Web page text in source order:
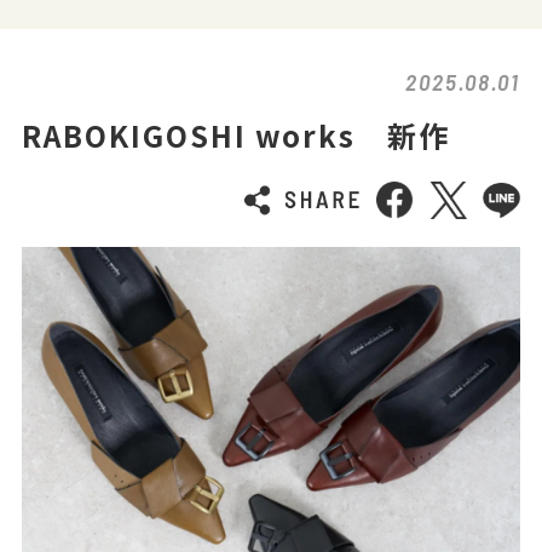
2025.08.01
RABOKIGOSHI works 新作